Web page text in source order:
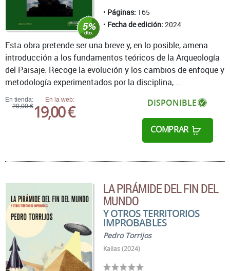
Páginas: 165
Fecha de edición: 2024
En tienda:
20,00 €
En la web:
19,00 € DISPONIBLE
COMPRAR
Esta obra pretende ser una breve y, en lo posible, amena
introducción a los fundamentos teóricos de la Arqueología
del Paisaje. Recoge la evolución y los cambios de enfoque y
metodología experimentados por la disciplina, ...
LA PIRÁMIDE DEL FIN DEL
MUNDO
Y OTROS TERRITORIOS
IMPROBABLES
Pedro Torrijos
Kailas (2024)